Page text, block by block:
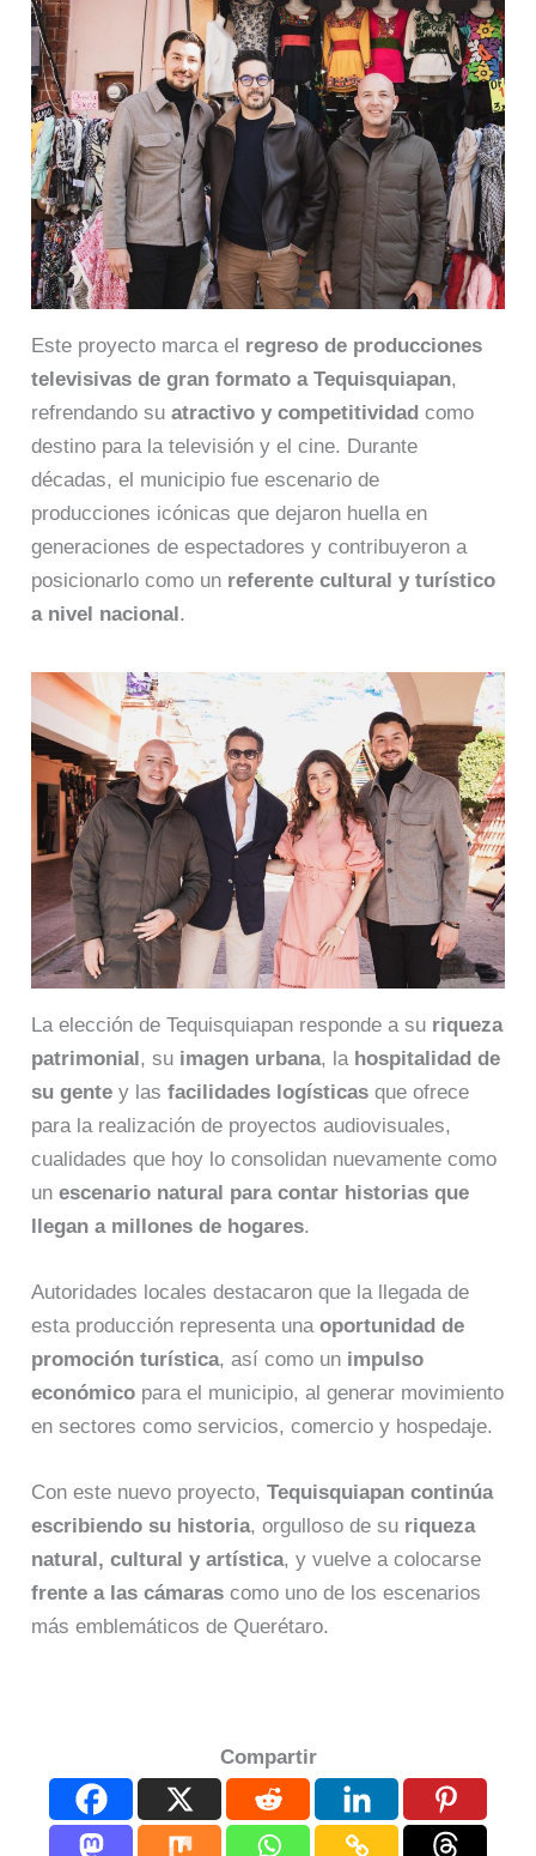
Este proyecto marca el regreso de producciones
televisivas de gran formato a Tequisquiapan,
refrendando suatractivo y competitividad como
destino para la televisión y el cine. Durante
décadas, el municipio fue escenario de
producciones icónicas que dejaron huella en
generaciones de espectadores y contribuyeron a
posicionarlo como un referente cultural y turístico
a nivel nacional.
La elección de Tequisquiapan responde a su riqueza
patrimonial, su imagen urbana, la hospitalidad de
su gente y lasfacilidades logísticas que ofrece
para la realización de proyectos audiovisuales,
cualidades que hoy lo consolidan nuevamente como
unescenario natural para contar historias que
llegan a millones de hogares.
Autoridades locales destacaron que la llegada de
esta producción representa unaoportunidad de
promoción turística, así como un impulso
económico para el municipio, al generar movimiento
en sectores como servicios, comercio y hospedaje.
Con este nuevo proyecto,Tequisquiapan continúa
escribiendo su historia, orgulloso de su riqueza
natural, cultural y artística, y vuelve a colocarse
frente a las cámaras como uno de los escenarios
más emblemáticos de Querétaro.
Compartir